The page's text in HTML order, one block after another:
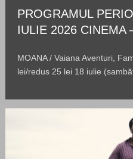
PROGRAMUL
IULIE 2026 CINEMA
MOANA / Vaiana Aventuri,
lei/redus 25 lei 18 iulie